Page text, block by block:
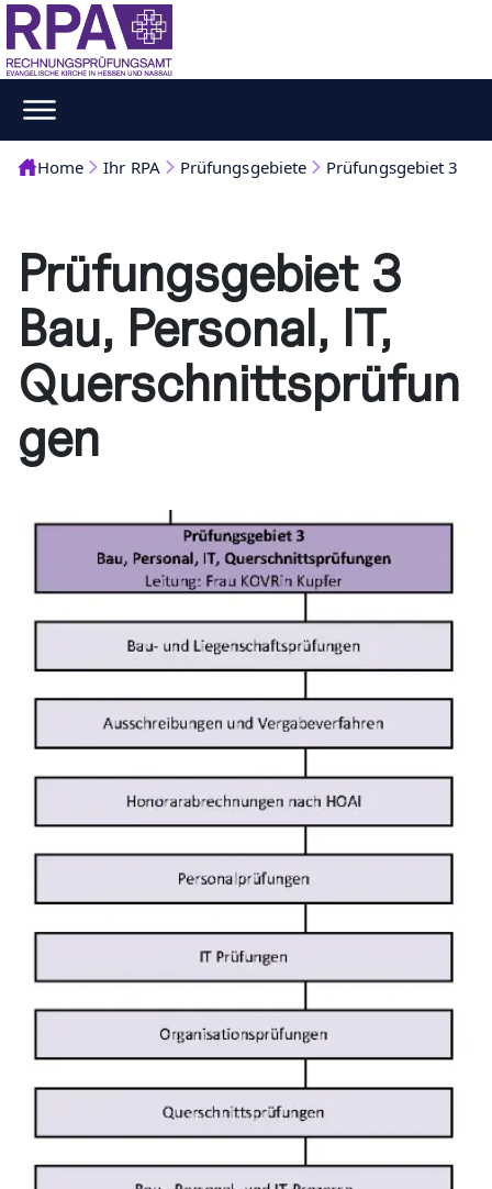
Home Ihr RPA Prüfungsgebiete Prüfungsgebiet 3
Prüfungsgebiet 3
Bau, Personal, IT,
Querschnittsprüfun
gen